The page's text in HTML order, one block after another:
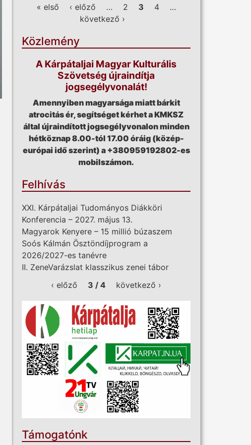
Oldalak
« első ‹ előző … 2 3 4
…
következő ›
Közlemény
A Kárpátaljai Magyar Kulturális
Szövetség újraindítja
jogsegélyvonalát!
Amennyiben magyarsága miatt bárkit
atrocitás ér, segítséget kérhet a KMKSZ
által újraindított jogsegélyvonalon minden
hétköznap 8.00-tól 17.00 óráig (közép-
európai idő szerint) a +380959192802-es
mobilszámon.
Felhívás
XXI. Kárpátaljai Tudományos Diákköri
Konferencia – 2027. május 13.
Magyarok Kenyere – 15 millió búzaszem
Soós Kálmán Ösztöndíjprogram a
2026/2027-es tanévre
II. ZeneVarázslat klasszikus zenei tábor
‹ előző
3 / 4 következő ›
Támogatónk